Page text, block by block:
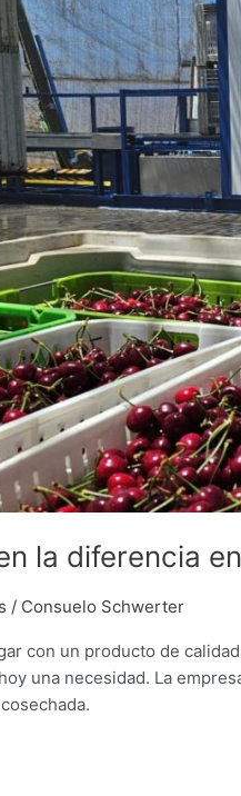
la diferencia
/ Consuelo Schwerter
con un producto de
una necesidad. La